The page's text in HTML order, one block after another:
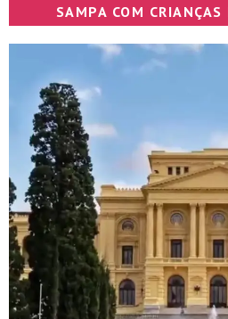
SAMPA COM